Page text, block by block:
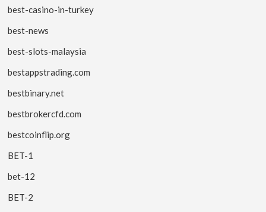
best-casino-in-turkey
best-news
best-slots-malaysia
bestappstrading.com
bestbinary.net
bestbrokercfd.com
bestcoinflip.org
BET-1
bet-12
BET-2